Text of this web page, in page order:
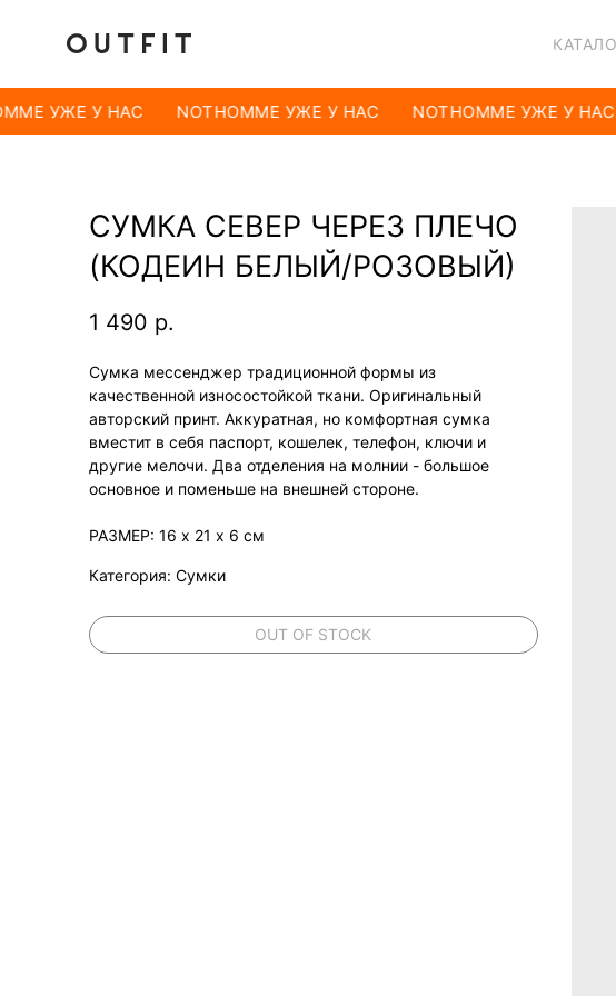
УЖЕ У НАС NOTHOMME УЖЕ У НАС NOTHOMME УЖЕ У НАС
СУМКА СЕВЕР ЧЕРЕЗ ПЛЕЧО
(КОДЕИН БЕЛЫЙ/РОЗОВЫЙ)
1 490 р.
OUT OF STOCK
Сумка мессенджер традиционной формы из
качественной износостойкой ткани. Оригинальный
авторский принт. Аккуратная, но комфортная сумка
вместит в себя паспорт, кошелек, телефон, ключи и
другие мелочи. Два отделения на молнии - большое
основное и поменьше на внешней стороне.
РАЗМЕР: 16 х 21 х 6 см
Категория: Сумки